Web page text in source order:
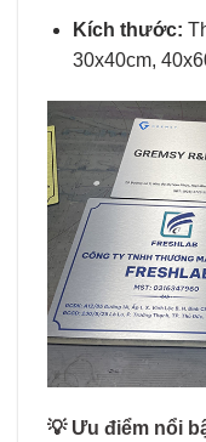
Kích thước:
30x40cm,
💡 Ưu điểm nổi